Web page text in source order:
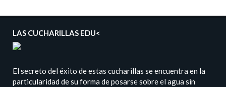
LAS CUCHARILLAS EDU<
El secreto del éxito de estas cucharillas se encuentra en la
particularidad de su forma de posarse sobre el agua sin